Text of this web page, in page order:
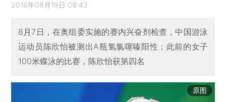
2016年08月19日 08:43
8月7日，在奥组委实施的赛内兴奋剂检查，中国游泳
运动员陈欣怡被测出A瓶氢氯噻嗪阳性；此前的女子
100米蝶泳的比赛，陈欣怡获第四名
原图